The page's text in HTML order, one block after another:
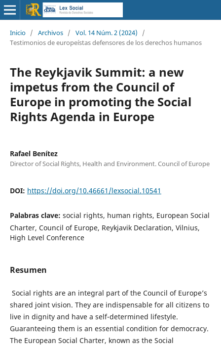
Inicio / Archivos / Vol. 14 Núm. 2 (2024)
/
Testimonios de europeístas defensores de los derechos humanos
The Reykjavik Summit: a new
impetus from the Council of
Europe in promoting the Social
Rights Agenda in Europe
Rafael Benítez
Director of Social Rights, Health and Environment. Council of Europe
DOI: https://doi.org/10.46661/lexsocial.10541
Palabras clave: social rights, human rights, European Social
Charter, Council of Europe, Reykjavik Declaration, Vilnius,
High Level Conference
Resumen
Social rights are an integral part of the Council of Europe’s
shared joint vision. They are indispensable for all citizens to
live in dignity and have a self-determined lifestyle.
Guaranteeing them is an essential condition for democracy.
The European Social Charter, known as the Social